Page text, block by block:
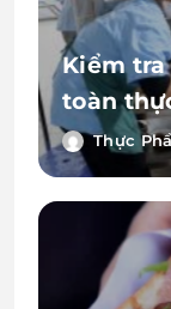
Kiểm tra
toàn
huyện
Thực